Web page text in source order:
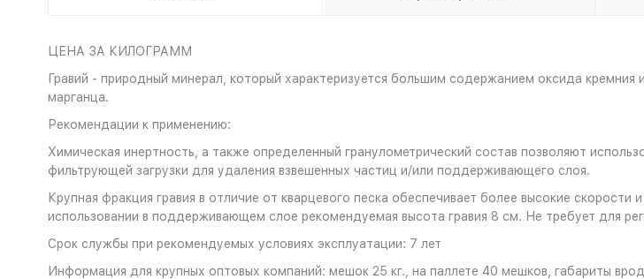
ЦЕНА ЗА КИЛОГРАММ
Гравий - природный минерал, который характеризуется большим содержанием оксида
марганца.
Рекомендации к применению:
Химическая инертность, а также определенный гранулометрический состав позволяют
фильтрующей загрузки для удаления взвешенных частиц и/или поддерживающего слоя.
Крупная фракция гравия в отличие от кварцевого песка обеспечивает более высокие
использовании в поддерживающем слое рекомендуемая высота гравия 8 см. Не требует для
Срок службы при рекомендуемых условиях эксплуатации: 7 лет
Информация для крупных оптовых компаний: мешок 25 кг., на паллете 40 мешков, габариты